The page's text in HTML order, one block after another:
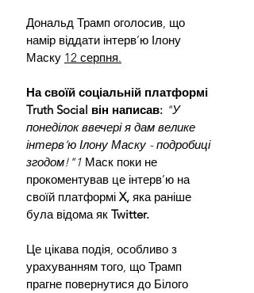
Дональд Трамп оголосив, що
намір віддати інтерв’ю Ілону
Маску 12 серпня.
На своїй соціальній платформі
Truth Social він написав: "У
понеділок ввечері я дам велике
інтерв’ю Ілону Маску - подробиці
згодом!"1 Маск поки не
прокоментував це інтерв’ю на
своїй платформі X, яка раніше
була відома як Twitter.
Це цікава подія, особливо з
урахуванням того, що Трамп
прагне повернутися до Білого